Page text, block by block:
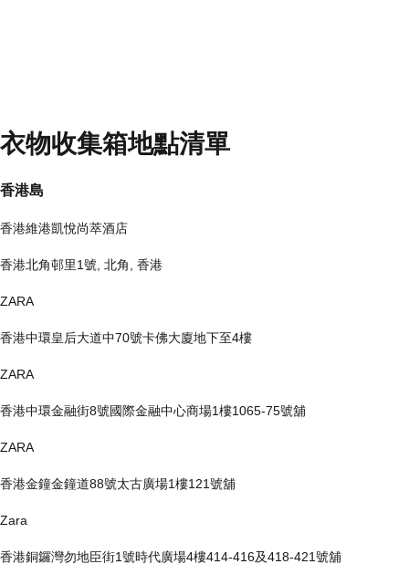
衣物收集箱地點清單
香港島
香港維港凱悅尚萃酒店
香港北角邨里1號, 北角, 香港
ZARA
香港中環皇后大道中70號卡佛大廈地下至4樓
ZARA
香港中環金融街8號國際金融中心商場1樓1065-75號舖
ZARA
香港金鐘金鐘道88號太古廣場1樓121號舖
Zara
香港銅鑼灣勿地臣街1號時代廣場4樓414-416及418-421號舖